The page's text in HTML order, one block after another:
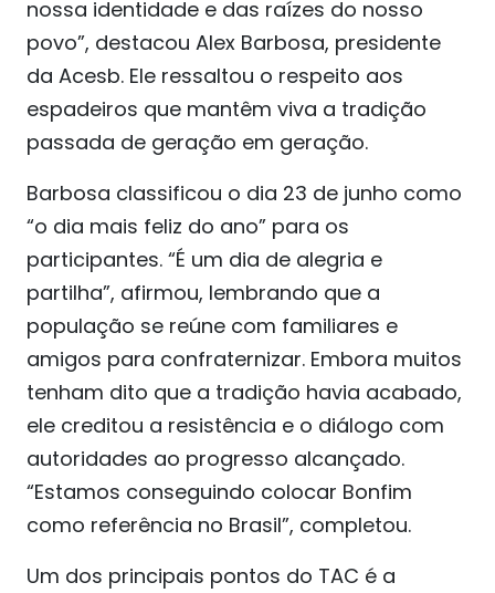
nossa identidade e das raízes do nosso
povo”, destacou Alex Barbosa, presidente
da Acesb. Ele ressaltou o respeito aos
espadeiros que mantêm viva a tradição
passada de geração em geração.
Barbosa classificou o dia 23 de junho como
“o dia mais feliz do ano” para os
participantes. “É um dia de alegria e
partilha”, afirmou, lembrando que a
população se reúne com familiares e
amigos para confraternizar. Embora muitos
tenham dito que a tradição havia acabado,
ele creditou a resistência e o diálogo com
autoridades ao progresso alcançado.
“Estamos conseguindo colocar Bonfim
como referência no Brasil”, completou.
Um dos principais pontos do TAC é a